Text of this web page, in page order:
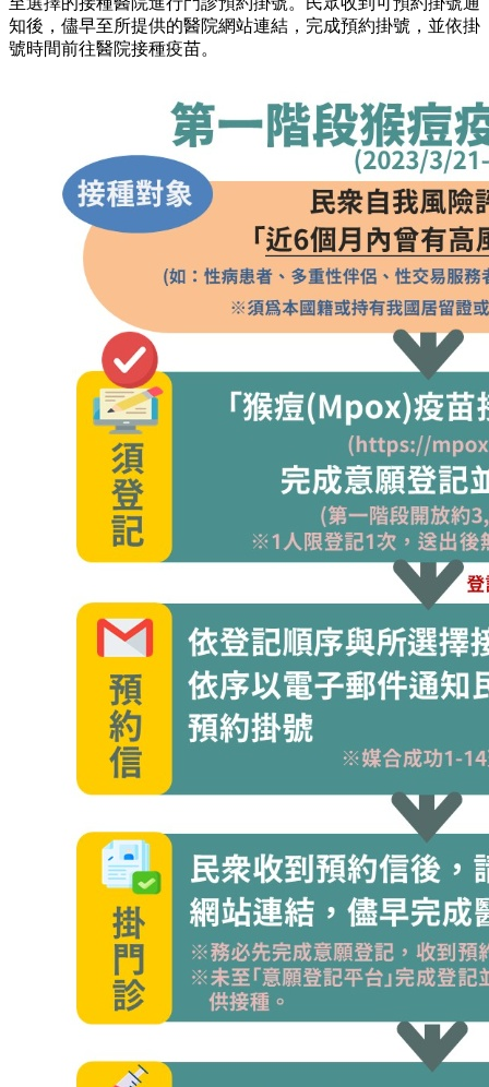
知後，儘早至所提供的醫院網站連結，完成預約掛號，並依掛
號時間前往醫院接種疫苗。